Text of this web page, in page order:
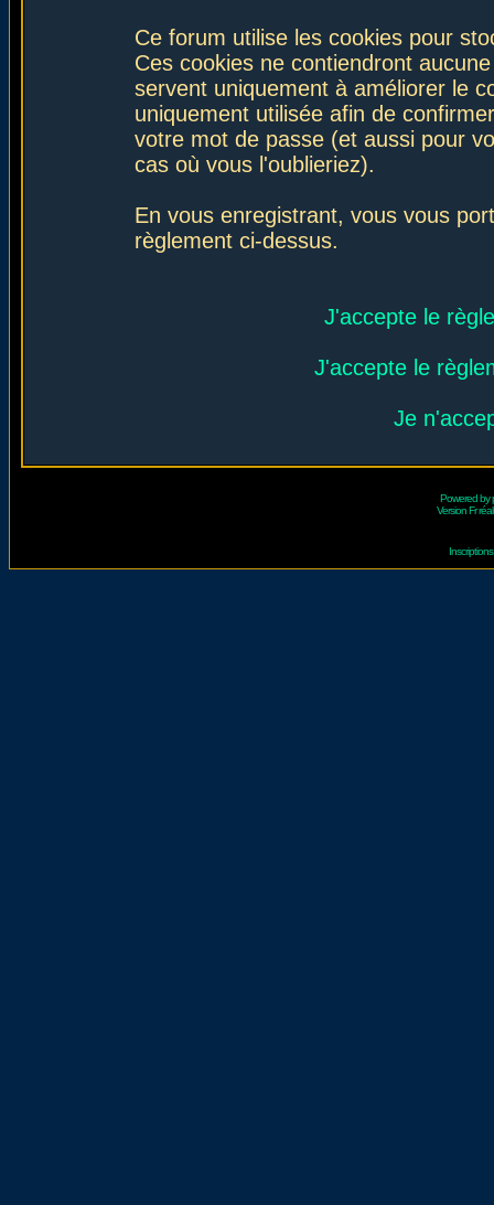
Ce forum utilise les cookies pour
Ces cookies ne contiendront
servent uniquement à améliorer le
uniquement utilisée afin de
votre mot de passe (et aussi pour
cas où vous l'oublieriez).
En vous enregistrant, vous vous
règlement ci-dessus.
J'accepte le
J'accepte le
Je
Powered by
Version Fr